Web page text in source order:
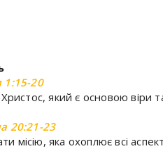
1:15-20
який є основою віри
20:21-23
місію, яка охоплює всі